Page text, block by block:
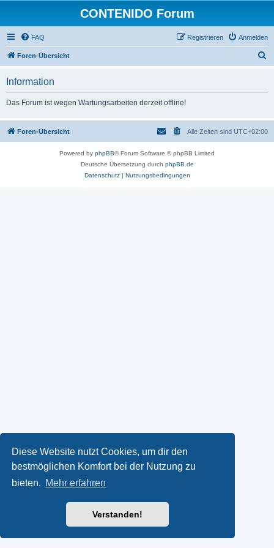
Diese Website nutzt Cookies, um dir den
bestmöglichen Komfort bei der Nutzung zu
bieten. Mehr erfahren
Verstanden!
CONTENIDO Forum
FAQ Anmelden
Registrieren
Foren-Übersicht
Information
Das Forum ist wegen Wartungsarbeiten derzeit offline!
Foren-Übersicht Alle Zeiten sind UTC+02:00
Powered by phpBB® Forum Software © phpBB Limited
Deutsche Übersetzung durch phpBB.de
Datenschutz| Nutzungsbedingungen